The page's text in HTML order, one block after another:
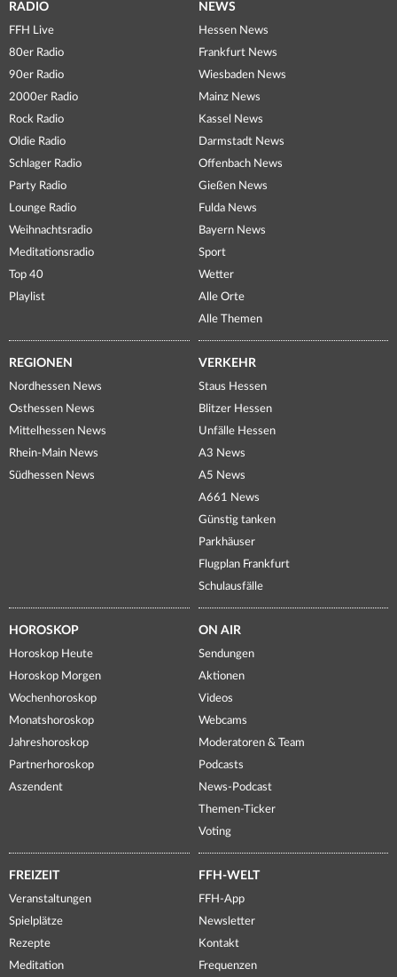
RADIO
FFH Live
80er Radio
90er Radio
2000er Radio
Rock Radio
Oldie Radio
Schlager Radio
Party Radio
Lounge Radio
Weihnachtsradio
Meditationsradio
Top 40
Playlist
NEWS
Hessen News
Frankfurt News
Wiesbaden News
Mainz News
Kassel News
Darmstadt News
Offenbach News
Gießen News
Fulda News
Bayern News
Sport
Wetter
Alle Orte
Alle Themen
REGIONEN
Nordhessen News
Osthessen News
Mittelhessen News
Rhein-Main News
Südhessen News
VERKEHR
Staus Hessen
Blitzer Hessen
Unfälle Hessen
A3 News
A5 News
A661 News
Günstig tanken
Parkhäuser
Flugplan Frankfurt
Schulausfälle
HOROSKOP
Horoskop Heute
Horoskop Morgen
Wochenhoroskop
Monatshoroskop
Jahreshoroskop
Partnerhoroskop
Aszendent
ON AIR
Sendungen
Aktionen
Videos
Webcams
Moderatoren & Team
Podcasts
News-Podcast
Themen-Ticker
Voting
FREIZEIT
Veranstaltungen
Spielplätze
Rezepte
Meditation
FFH-WELT
FFH-App
Newsletter
Kontakt
Frequenzen